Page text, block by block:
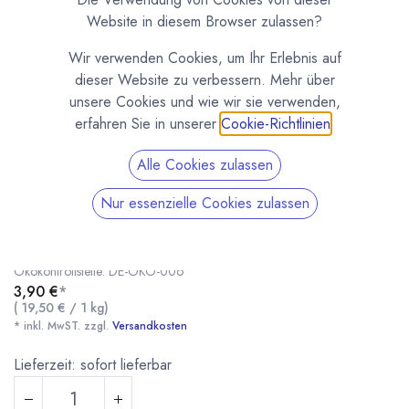
Kiki's Bio Fruchtbärchen 200g
(0 Rezension)
Ökokontrollstelle: DE-ÖKO-006
3,90 €*
( 19,50 € / 1 kg)
* inkl. MwST. zzgl. Versandkosten
Lieferzeit: sofort lieferbar
Website in diesem Browser zulassen?
Wir verwenden Cookies, um Ihr Erlebnis auf
dieser Website zu verbessern. Mehr über
unsere Cookies und wie wir sie verwenden,
erfahren Sie in unserer Cookie-Richtlinien
Alle Cookies zulassen
Nur essenzielle Cookies zulassen